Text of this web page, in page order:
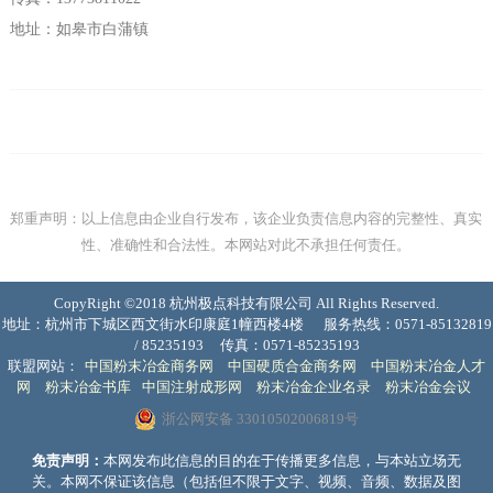
地址：如皋市白蒲镇
郑重声明：以上信息由企业自行发布，该企业负责信息内容的完整性、真实
性、准确性和合法性。本网站对此不承担任何责任。
CopyRight ©2018 杭州极点科技有限公司 All Rights Reserved.
地址：杭州市下城区西文街水印康庭1幢西楼4楼
服务热线：0571-85132819
/ 85235193
传真：0571-85235193
联盟网站：
中国粉末冶金商务网 中国硬质合金商务网
中国粉末冶金人才
网
粉末冶金书库 中国注射成形网 粉末冶金企业名录
粉末冶金会议
浙公网安备 33010502006819号
免责声明： 本网发布此信息的目的在于传播更多信息，与本站立场无
关。本网不保证该信息（包括但不限于文字、视频、音频、数据及图